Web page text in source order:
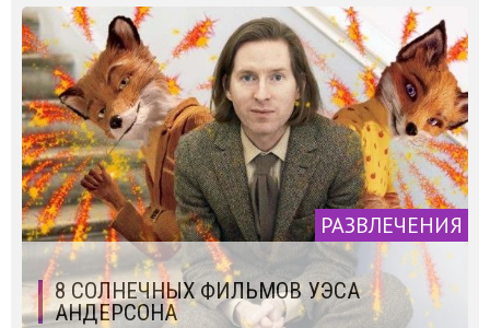
РАЗВЛЕЧЕНИЯ
8 СОЛНЕЧНЫХ ФИЛЬМОВ УЭСА
АНДЕРСОНА